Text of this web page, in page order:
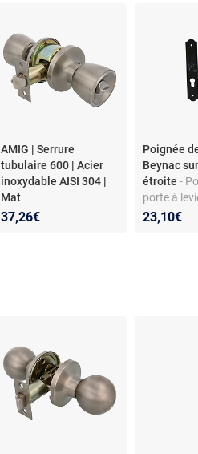
AMIG | Serrure
tubulaire 600 | Acier
inoxydable AISI 304 |
Mat
37,26€
Poignée
Beynac
étroite-
porte à
étroite -
23,10€